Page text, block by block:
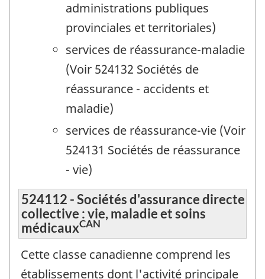
administrations publiques
provinciales et territoriales)
services de réassurance-maladie
(Voir 524132 Sociétés de
réassurance - accidents et
maladie)
services de réassurance-vie (Voir
524131 Sociétés de réassurance
- vie)
524112 - Sociétés d'assurance directe
collective : vie, maladie et soins
médicauxCAN
Cette classe canadienne comprend les
établissements dont l'activité principale